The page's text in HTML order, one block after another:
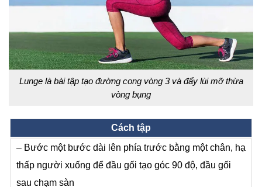
Lunge là bài tập tạo đường cong vòng 3 và đẩy lùi mỡ thừa
vòng bụng
Cách tập
– Bước một bước dài lên phía trước bằng một chân, hạ
thấp người xuống để đầu gối tạo góc 90 độ, đầu gối
sau chạm sàn